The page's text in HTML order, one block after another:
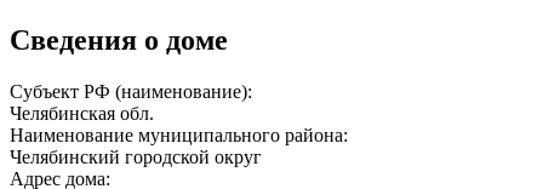
Сведения о доме
Субъект РФ (наименование):
Челябинская обл.
Наименование муниципального района:
Челябинский городской округ
Адрес дома: